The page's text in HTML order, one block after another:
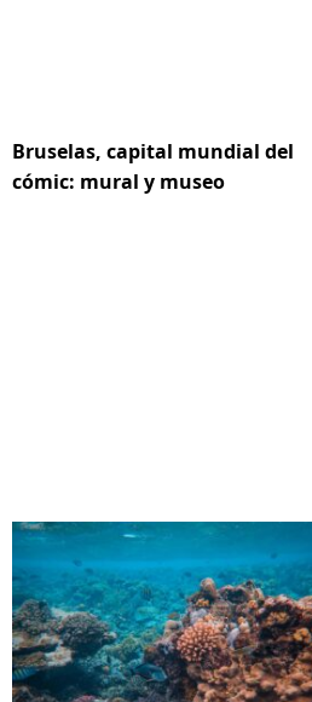
Bruselas, capital mundial del
cómic: mural y museo